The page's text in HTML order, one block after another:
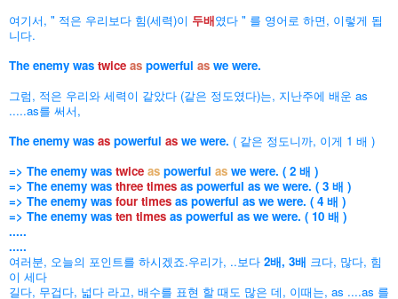
여기서, " 적은 우리보다 힘(세력)이 두배였다 " 를 영어로 하면, 이렇게 됩
니다.
The enemy was twice as powerful as we were.
그럼, 적은 우리와 세력이 같았다 (같은 정도였다)는, 지난주에 배운 as
.....as를 써서,
The enemy was as powerful as we were. ( 같은 정도니까, 이게 1 배 )
=> The enemy was twice as powerful as we were. ( 2 배 )
=> The enemy was three times as powerful as we were. ( 3 배 )
=> The enemy was four times as powerful as we were. ( 4 배 )
=> The enemy was ten times as powerful as we were. ( 10 배 )
.....
.....
여러분, 오늘의 포인트를 하시겠죠.우리가, ..보다 2배, 3배 크다, 많다, 힘
이 세다
길다, 무겁다, 넓다 라고, 배수를 표현 할 때도 많은 데, 이때는, as ....as 를